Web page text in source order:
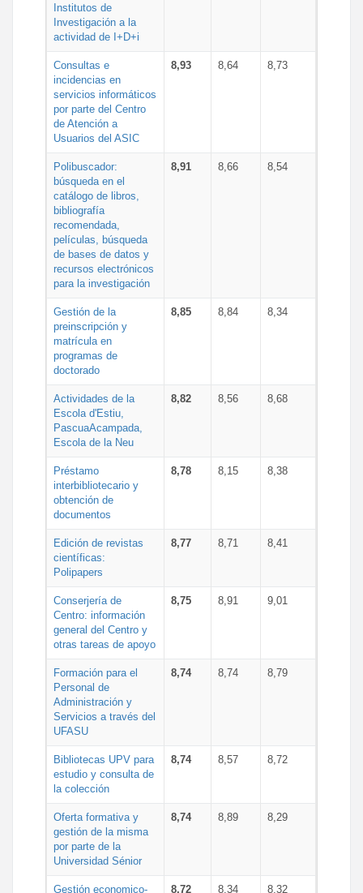
Institutos de
Investigación a la
actividad de I+D+i
Consultas e
incidencias en
servicios informáticos
por parte del Centro
de Atención a
Usuarios del ASIC
8,93 8,64 8,73
Polibuscador:
búsqueda en el
catálogo de libros,
bibliografía
recomendada,
películas, búsqueda
de bases de datos y
recursos electrónicos
para la investigación
8,91 8,66 8,54
Gestión de la
preinscripción y
matrícula en
programas de
doctorado
8,85 8,84 8,34
Actividades de la
Escola d'Estiu,
PascuaAcampada,
Escola de la Neu
8,82 8,56 8,68
Préstamo
interbibliotecario y
obtención de
documentos
8,78 8,15 8,38
Edición de revistas
científicas:
Polipapers
8,77 8,71 8,41
Conserjería de
Centro: información
general del Centro y
otras tareas de apoyo
8,75 8,91 9,01
Formación para el
Personal de
Administración y
Servicios a través del
UFASU
8,74 8,74 8,79
Bibliotecas UPV para
estudio y consulta de
la colección
8,74 8,57 8,72
Oferta formativa y
gestión de la misma
por parte de la
Universidad Sénior
8,74 8,89 8,29
Gestión economico- 8,72 8,34 8,32